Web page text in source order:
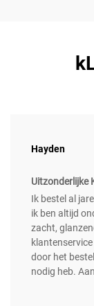
Hayden
Uitzonderlijke
Ik bestel al
ik ben altijd
zacht,
door het
nodig heb.